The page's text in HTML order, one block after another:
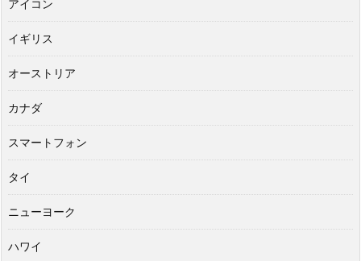
アイコン
イギリス
オーストリア
カナダ
スマートフォン
タイ
ニューヨーク
ハワイ